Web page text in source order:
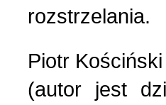
rozstrzelania.
Piotr Kościński
(autor jest